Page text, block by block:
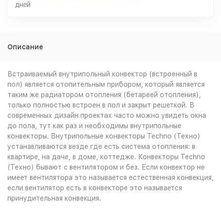
дней
Описание
Встраиваемый внутрипольный конвектор (встроенный в
пол) является отопительным прибором, который является
таким же радиатором отопления (бетареей отопления),
только полностью встроен в пол и закрыт решеткой. В
современных дизайн проектах часто можно увидеть окна
до пола, тут как раз и необходимы внутрипольные
конвекторы. Внутрипольные конвекторы Techno (Техно)
устанавливаются везде где есть система отопления: в
квартире, на даче, в доме, коттедже. Конвекторы Techno
(Техно) бывают с вентилятором и без. Если конвектор не
имеет вентилятора это называется естественная конвекция,
если вентилятор есть в конвекторе это называется
принудительная конвекция.